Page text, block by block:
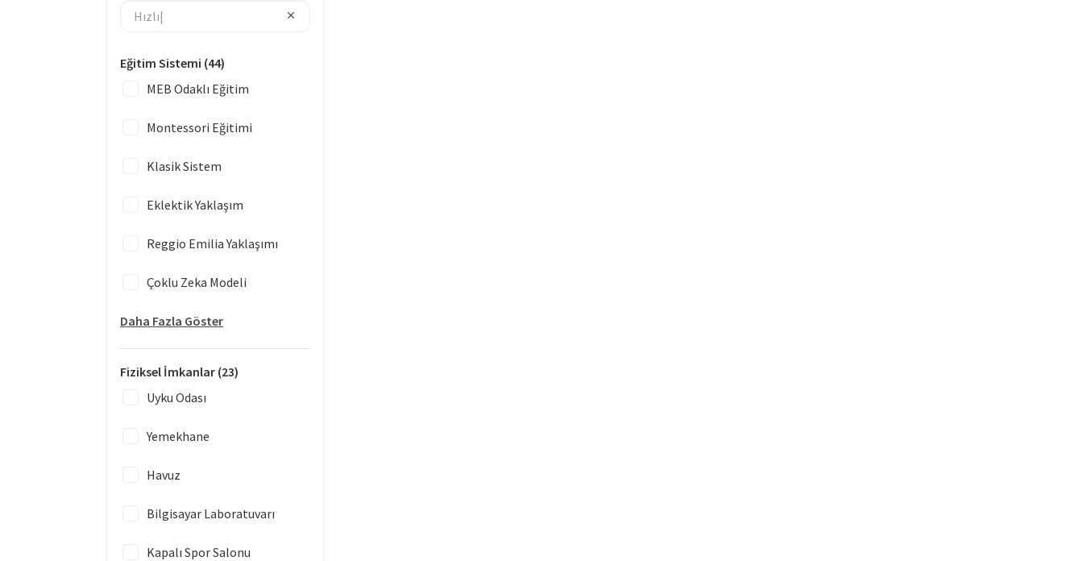
Eğitim Sistemi (44)
MEB Odaklı Eğitim
Montessori Eğitimi
Klasik Sistem
Eklektik Yaklaşım
Reggio Emilia Yaklaşımı
Çoklu Zeka Modeli
Daha Fazla Göster
Fiziksel İmkanlar (23)
Uyku Odası
Yemekhane
Havuz
Bilgisayar Laboratuvarı
Kapalı Spor Salonu